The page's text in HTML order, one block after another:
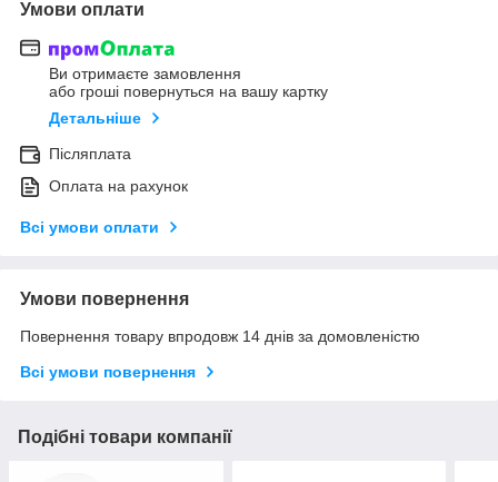
Умови оплати
Ви отримаєте замовлення
або гроші повернуться на вашу картку
Детальніше
Післяплата
Оплата на рахунок
Всі умови оплати
Умови повернення
Повернення товару впродовж 14 днів за домовленістю
Всі умови повернення
Подібні товари компанії